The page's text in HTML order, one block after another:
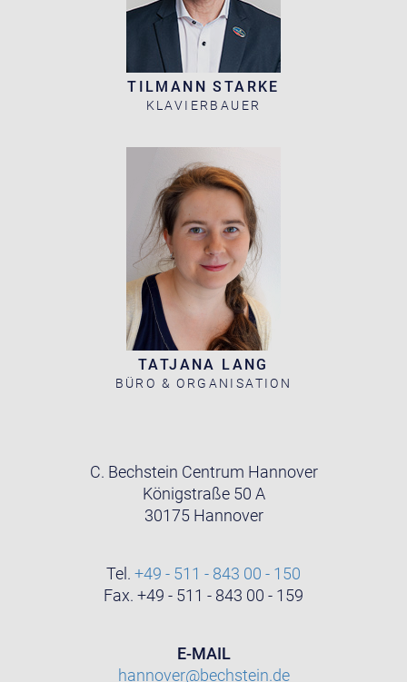
TILMANN STARKE
KLAVIERBAUER
TATJANA LANG
BÜRO & ORGANISATION
C. Bechstein Centrum Hannover
Königstraße 50 A
30175 Hannover
Tel. +49 - 511 - 843 00 - 150
Fax. +49 - 511 - 843 00 - 159
E-MAIL
hannover@bechstein.de